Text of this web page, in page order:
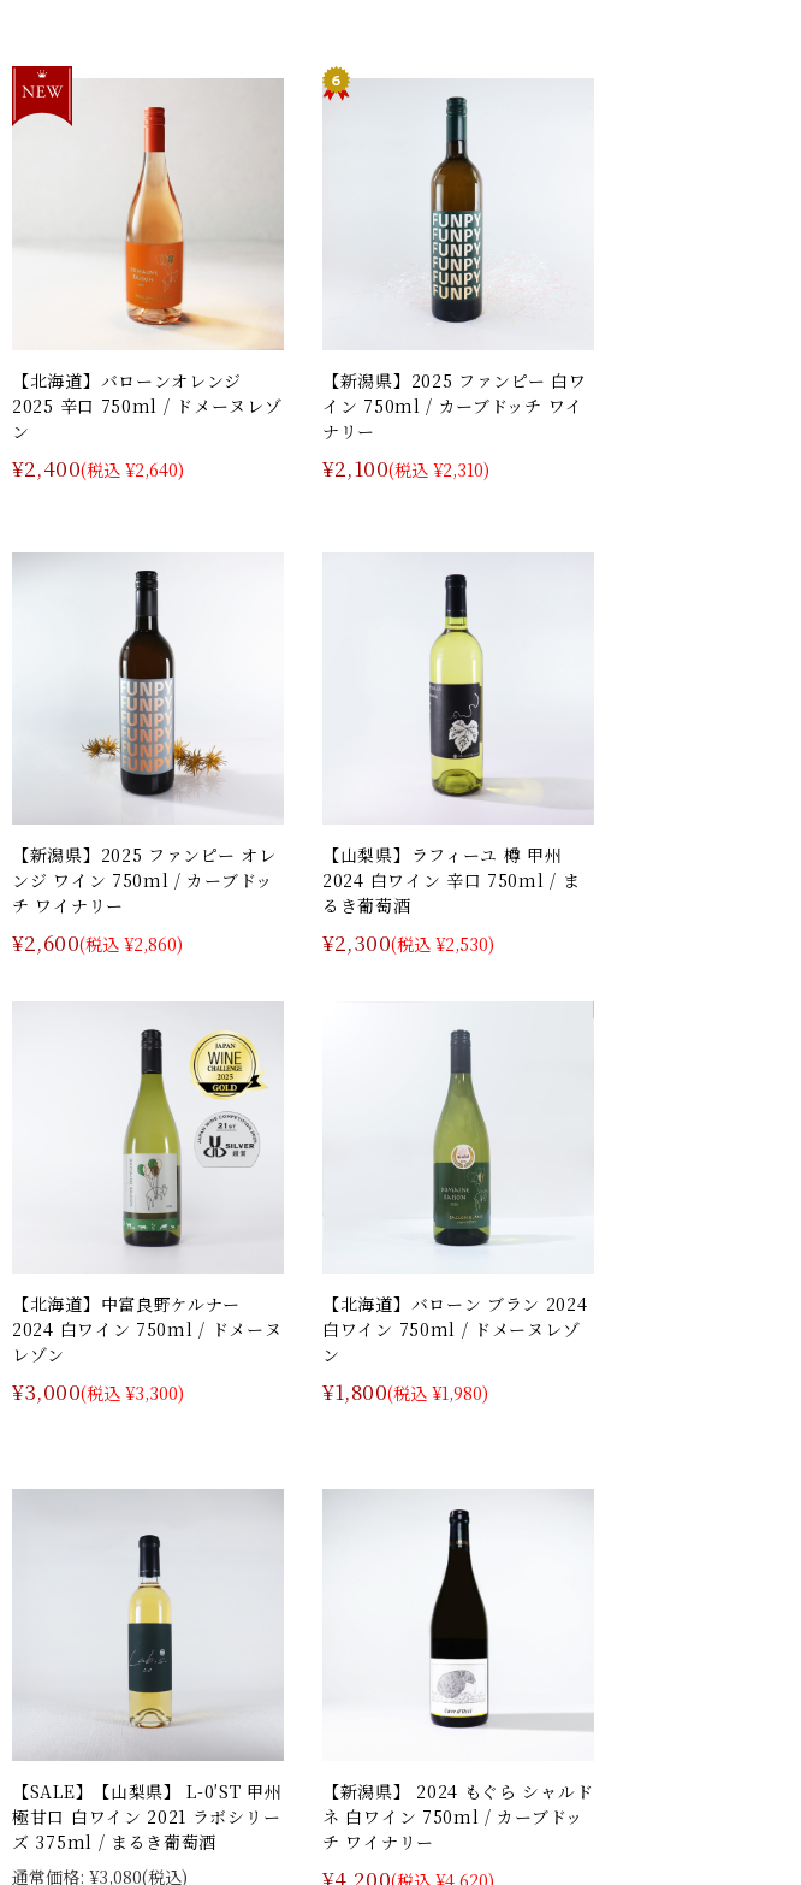
【北海道】バローンオレンジ
2025 辛口 750ml / ドメーヌレゾ
ン
¥2,400(税込 ¥2,640)
【新潟県】2025 ファンピー 白ワ
イン 750ml / カーブドッチ ワイ
ナリー
¥2,100(税込 ¥2,310)
【新潟県】2025 ファンピー オレ
ンジ ワイン 750ml / カーブドッ
チ ワイナリー
¥2,600(税込 ¥2,860)
【山梨県】ラフィーユ 樽 甲州
2024 白ワイン 辛口 750ml / ま
るき葡萄酒
¥2,300(税込 ¥2,530)
【北海道】中富良野ケルナー
2024 白ワイン 750ml / ドメーヌ
レゾン
¥3,000(税込 ¥3,300)
【北海道】バローン ブラン 2024
白ワイン 750ml / ドメーヌレゾ
ン
¥1,800(税込 ¥1,980)
【SALE】【山梨県】 L-0′ST 甲州
極甘口 白ワイン 2021 ラボシリー
ズ 375ml / まるき葡萄酒
通常価格: ¥3,080(税込)
【新潟県】 2024 もぐら シャルド
ネ 白ワイン 750ml / カーブドッ
チ ワイナリー
¥4,200